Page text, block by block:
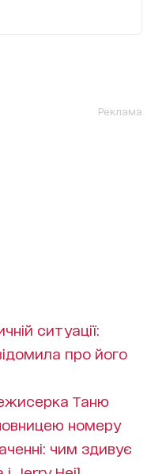
Реклама
ситуації:
про його
Таню
номеру
чим здивує